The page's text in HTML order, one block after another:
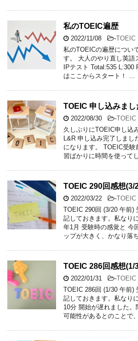
私のTOEIC遍歴
2022/11/08 -TOEIC
私のTOEICの遍歴につい
す。 大人のやり直し英語
IPテスト Total:535 L:300
はここからスタート！ …
TOEIC 申し込みま
2022/08/30 -TOEIC
久しぶりにTOEIC申し込
L&R 申し込み完了しまし
になります。 TOEIC受
習ばかりに時間を使って
TOEIC 290回感想(3/
2022/03/22 -TOEIC
TOEIC 290回 (3/20 午前)
記しておきます。私なり
年1月 受験時の感覚と 今
ップが大きく、かなり落
TOEIC 286回感想(1/
2022/01/31 -TOEIC
TOEIC 286回 (1/30 午前)
記しておきます。私なり
10分 開始が遅れました
可能性があるとのことで